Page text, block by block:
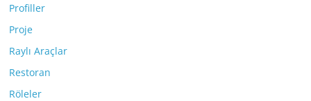
Profiller
Proje
Raylı Araçlar
Restoran
Röleler